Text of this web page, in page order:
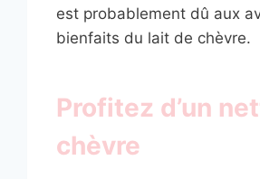
est probablement dû aux
bienfaits du lait de chèvre.
Profitez d’un
chèvre